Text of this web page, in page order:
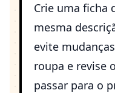
Crie uma ficha
mesma
evite
roupa e revise
passar para o